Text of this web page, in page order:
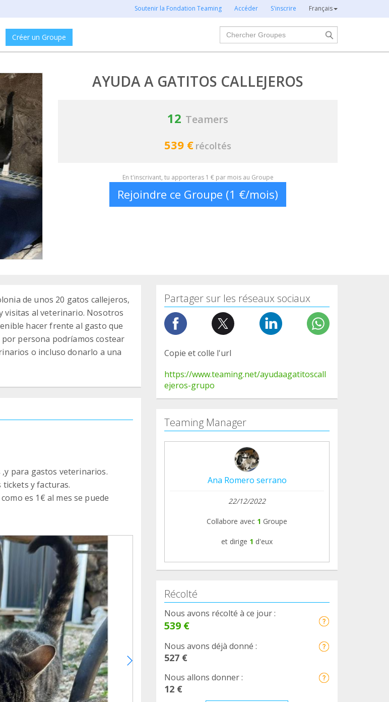
Soutenir la Fondation Teaming Accéder S'inscrire Français
Créer un Groupe
Chercher
AYUDA A GATITOS CALLEJEROS
12 Teamers
539 € récoltés
En t'inscrivant, tu apporteras 1 € par mois au Groupe
Rejoindre ce Groupe (1 €/mois)
de unos 20 gatos callejeros,
visitas al veterinario. Nosotros
hacer frente al gasto que
persona podríamos costear
o incluso donarlo a una
para gastos veterinarios.
y facturas.
es 1€ al mes se puede
Partager sur les réseaux sociaux
Copie et colle l'url
https://www.teaming.net/ayudaagatitoscall
ejeros-grupo
Teaming Manager
Ana Romero serrano
22/12/2022
Collabore avec 1 Groupe
et dirige 1 d'eux
Récolté
Nous avons récolté à ce jour :
539 €
Nous avons déjà donné :
527 €
Nous allons donner :
12 €